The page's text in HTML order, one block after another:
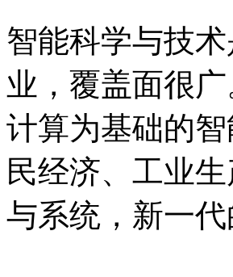
智能科学与技
业，覆盖面很
计算为基础的
民经济、工业
与系统，新一